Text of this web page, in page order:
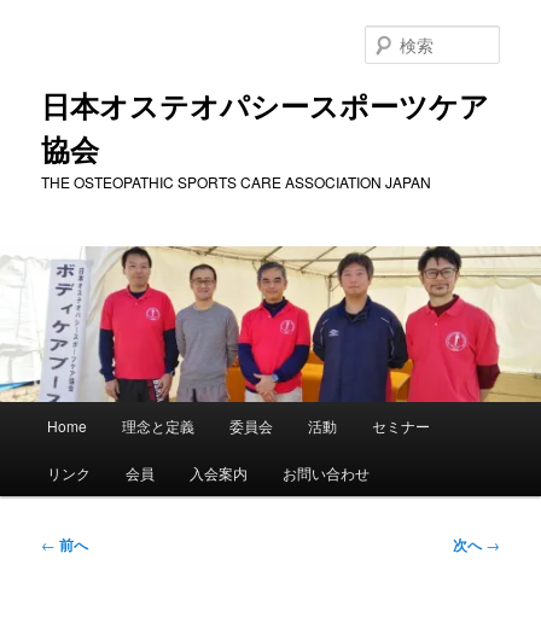
動
日本オステオパシースポーツケア
協会
THE OSTEOPATHIC SPORTS CARE ASSOCIATION JAPAN
索
メ
Home 理念と定義 委員会 活動 セミナー
リンク 会員 入会案内 お問い合わせ
投
← 前へ 次へ→